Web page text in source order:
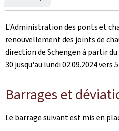
le
L'Administration des ponts et
renouvellement des joints de
direction de Schengen à partir du
30 jusqu'au lundi 02.09.2024 vers
Barrages et
Le barrage suivant est mis en